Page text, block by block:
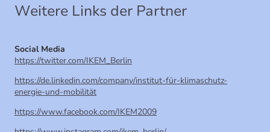
Weitere Links der Partner
Social Media
https://twitter.com/IKEM_Berlin
https://de.linkedin.com/company/institut-für-klimaschutz-
energie-und-mobilität
https://www.facebook.com/IKEM2009